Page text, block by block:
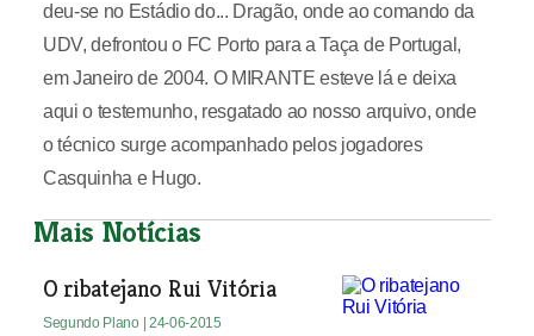
deu-se no Estádio do... Dragão, onde ao comando da
UDV, defrontou o FC Porto para a Taça de Portugal,
em Janeiro de 2004. O MIRANTE esteve lá e deixa
aqui o testemunho, resgatado ao nosso arquivo, onde
o técnico surge acompanhado pelos jogadores
Casquinha e Hugo.
Mais Notícias
O ribatejano Rui Vitória
Segundo Plano | 24-06-2015